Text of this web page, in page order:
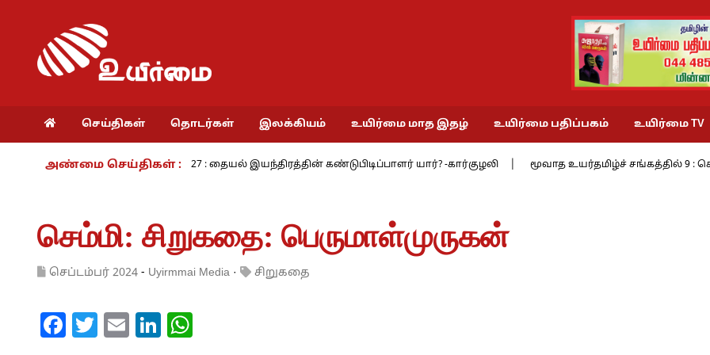
செய்திகள் தொடர்கள் இலக்கியம் உயிர்மை மாத இதழ் உயிர்மை பதிப்பகம் உயிர்மை TV
அண்மை செய்திகள் :
நாம் வாழும் காலம் – 27 : தையல் இயந்திரத்தின் கண்டுபிடிப்பாளர் யார்? -கார்குழலி மூவாத உயர்தமிழ்ச் சங்கத்தில் 9 : செங்காற்
செம்மி: சிறுகதை: பெருமாள்முருகன்
செப்டம்பர் 2024 - Uyirmmai Media · சிறுகதை
Facebook
Twitter
EmailLinkedIn